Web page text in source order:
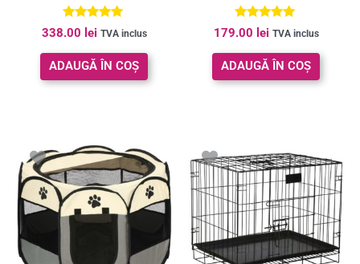
Evaluat la
5.00
din 5
338.00 lei TVA inclus
ADAUGĂ ÎN COȘ
60x42x42cm, negru
Evaluat la
5.00
din 5
179.00 lei TVA inclus
ADAUGĂ ÎN COȘ
Prețul
inițial
a
fost:
148.00 lei.
curent
este:
121.00 lei.